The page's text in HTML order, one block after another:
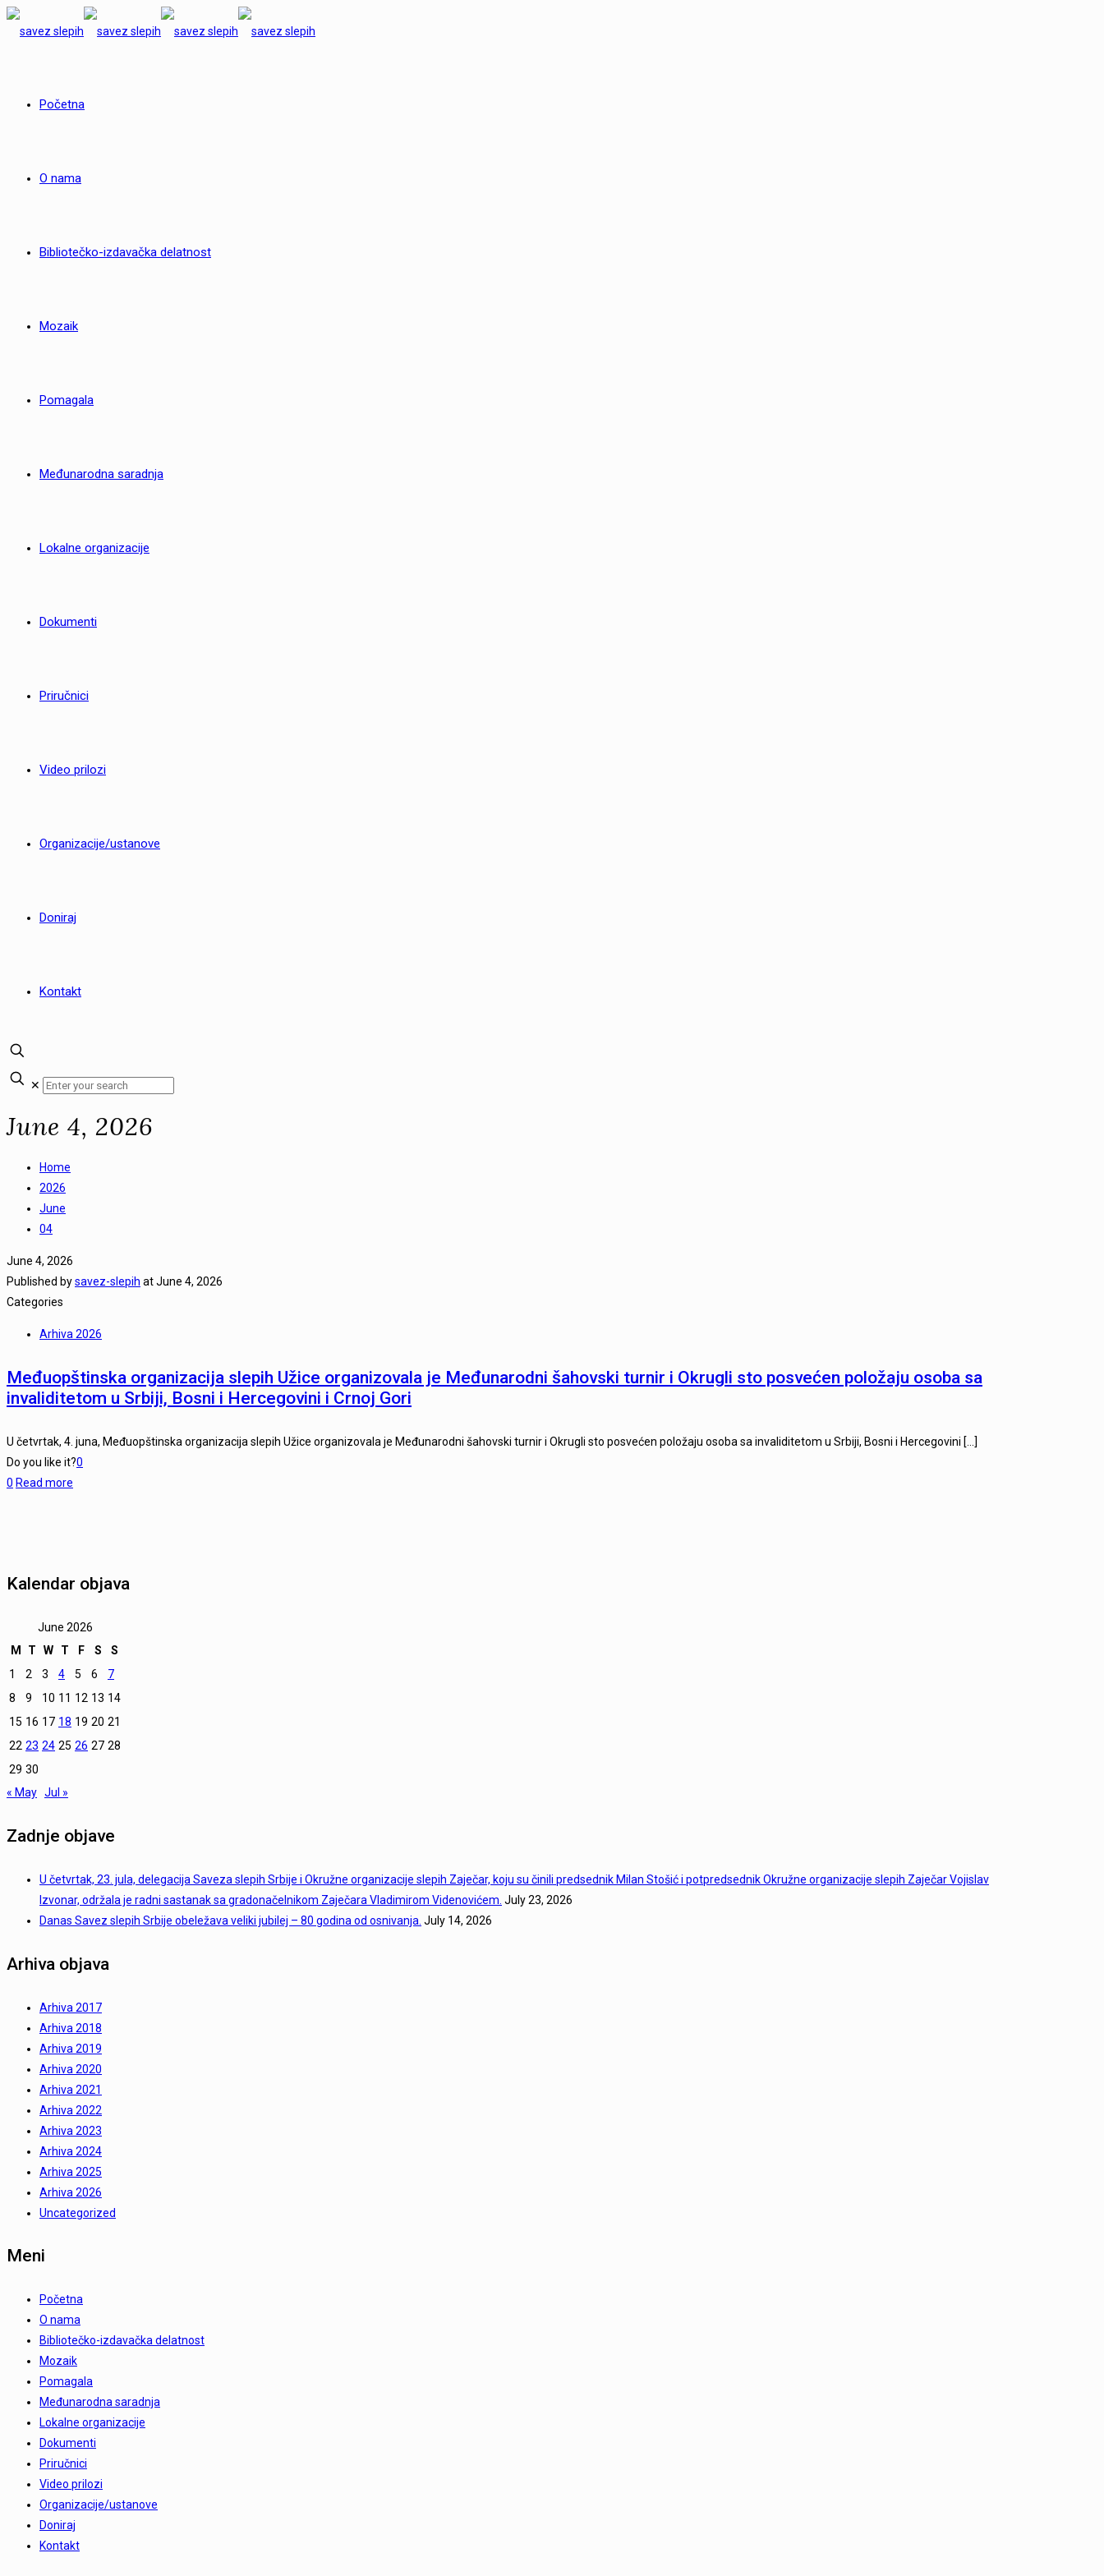
Početna
O nama
Bibliotečko-izdavačka delatnost
Mozaik
Pomagala
Međunarodna saradnja
Lokalne organizacije
Dokumenti
Priručnici
Video prilozi
Organizacije/ustanove
Doniraj
Kontakt
✕
June 4, 2026
Home
2026
June
04
June 4, 2026
Published bysavez-slepih atJune 4, 2026
Categories
Arhiva 2026
Međuopštinska organizacija slepih Užice organizovala je Međunarodni šahovski turnir i Okrugli sto posvećen položaju osoba sa
invaliditetom u Srbiji, Bosni i Hercegovini i Crnoj Gori
U četvrtak, 4. juna, Međuopštinska organizacija slepih Užice organizovala je Međunarodni šahovski turnir i Okrugli sto posvećen položaju osoba sa invaliditetom u Srbiji, Bosni i Hercegovini […]
Do you like it?0
0 Read more
Kalendar objava
June 2026
M
T W T F S
S
1
2 3 4 5 6
7
8
9 10 11 12 13 14
15 16 17 18 19 20 21
22 23 24 25 26 27 28
29 30
« May Jul »
Zadnje objave
U četvrtak, 23. jula, delegacija Saveza slepih Srbije i Okružne organizacije slepih Zaječar, koju su činili predsednik Milan Stošić i potpredsednik Okružne organizacije slepih Zaječar Vojislav
Izvonar, održala je radni sastanak sa gradonačelnikom Zaječara Vladimirom Videnovićem. July 23, 2026
Danas Savez slepih Srbije obeležava veliki jubilej – 80 godina od osnivanja. July 14, 2026
Arhiva objava
Arhiva 2017
Arhiva 2018
Arhiva 2019
Arhiva 2020
Arhiva 2021
Arhiva 2022
Arhiva 2023
Arhiva 2024
Arhiva 2025
Arhiva 2026
Uncategorized
Meni
Početna
O nama
Bibliotečko-izdavačka delatnost
Mozaik
Pomagala
Međunarodna saradnja
Lokalne organizacije
Dokumenti
Priručnici
Video prilozi
Organizacije/ustanove
Doniraj
Kontakt